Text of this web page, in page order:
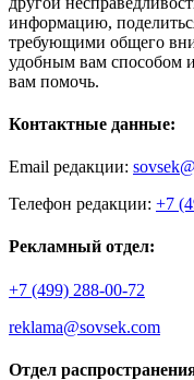
информацию,
требующими общего
удобным вам способом
вам помочь.
Контактные данные:
Email редакции:
Телефон редакции: +7
Рекламный отдел:
+7 (499) 288-00-72
reklama@sovsek.com
Отдел